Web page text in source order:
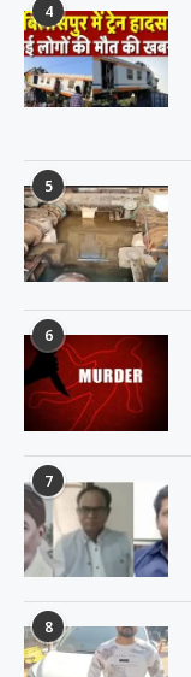
4
5
6
7
8